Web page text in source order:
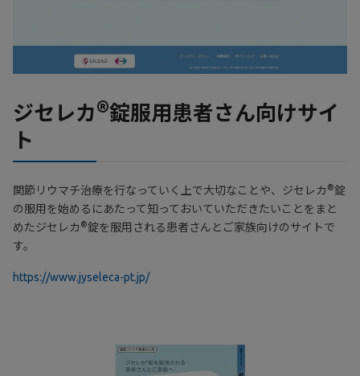
ジセレカ®錠服用患者さん向けサイ
ト
関節リウマチ治療を行なっていく上で大切なことや、ジセレカ ®錠
の服用を始めるにあたって知っておいていただきたいことをまと
めたジセレカ ®錠を服用される患者さんとご家族向けのサイトで
す。
https://www.jyseleca-pt.jp/